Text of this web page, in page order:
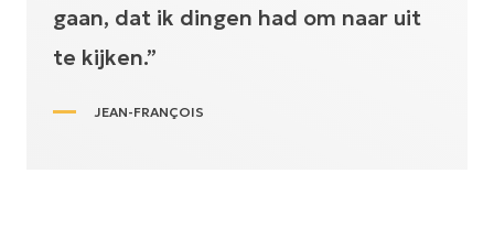
gaan, dat ik dingen had om naar uit
te kijken.”
JEAN-FRANÇOIS